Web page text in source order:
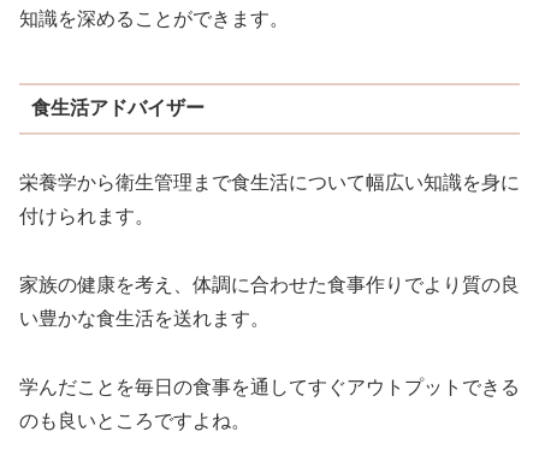
知識を深めることができます。
食生活アドバイザー
栄養学から衛生管理まで食生活について幅広い知識を身に
付けられます。
家族の健康を考え、体調に合わせた食事作りでより質の良
い豊かな食生活を送れます。
学んだことを毎日の食事を通してすぐアウトプットできる
のも良いところですよね。